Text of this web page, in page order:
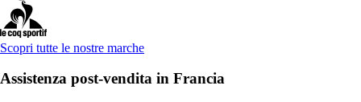
Scopri tutte le nostre marche
Assistenza post-vendita in Francia